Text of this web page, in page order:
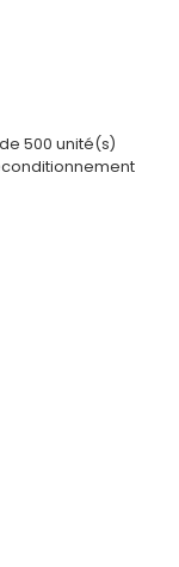
500 unité(s)